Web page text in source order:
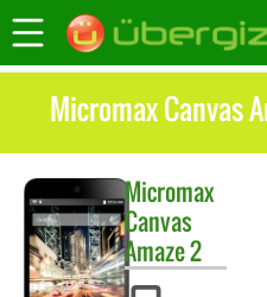
Micromax Canvas
Micromax
Canvas
Amaze 2